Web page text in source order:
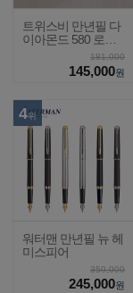
트위스비 만년필 다
이아몬드 580 로즈
181,000
145,000원
4위
워터맨 만년필 뉴 헤
미스피어
350,000
245,000원